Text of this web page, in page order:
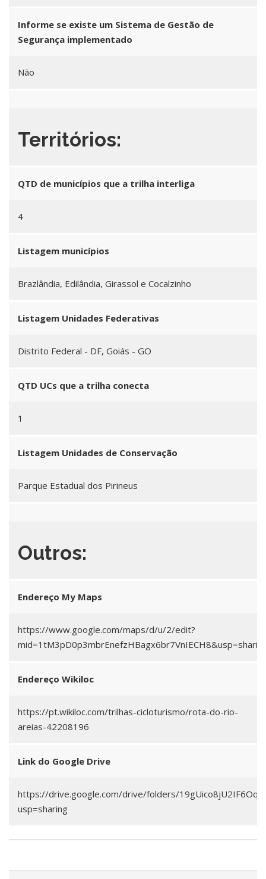
Informe se existe um Sistema de Gestão de
Segurança implementado
Não
Territórios:
QTD de municípios que a trilha interliga
4
Listagem municípios
Brazlândia, Edilândia, Girassol e Cocalzinho
Listagem Unidades Federativas
Distrito Federal - DF, Goiás - GO
QTD UCs que a trilha conecta
1
Listagem Unidades de Conservação
Parque Estadual dos Pirineus
Outros:
Endereço My Maps
https://www.google.com/maps/d/u/2/edit?
Endereço Wikiloc
https://pt.wikiloc.com/trilhas-cicloturismo/rota-do-rio-
areias-42208196
Link do Google Drive
https://drive.google.com/drive/folders/
usp=sharing